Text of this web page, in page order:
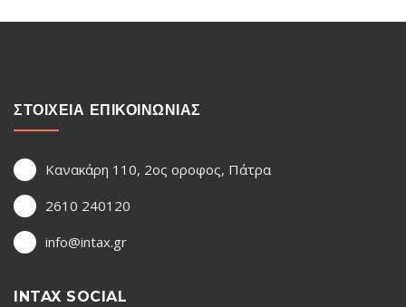
ΣΤΟΙΧΕΙΑ ΕΠΙΚΟΙΝΩΝΙΑΣ
Κανακάρη 110, 2ος οροφος, Πάτρα
2610 240120
info@intax.gr
INTAX SOCIAL